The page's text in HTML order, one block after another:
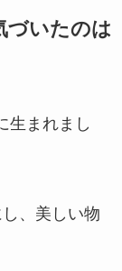
づいたのは
生まれまし
、美しい物